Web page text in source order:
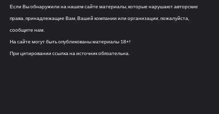
Если Вы обнаружили на нашем сайте материалы, которые нарушают авторские
права, принадлежащие Вам, Вашей компании или организации, пожалуйста,
сообщите нам.
На сайте могут быть опубликованы материалы 18+!
При цитировании ссылка на источник обязательна.